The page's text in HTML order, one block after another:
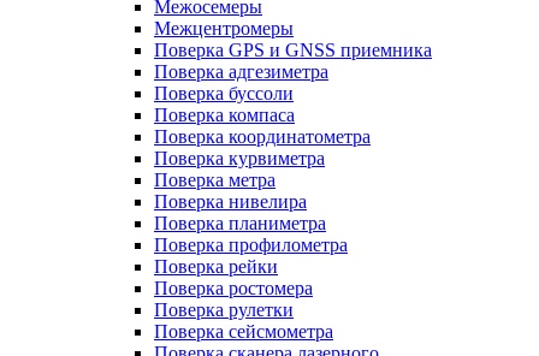
Межосемеры
Межцентромеры
Поверка GPS и GNSS приемника
Поверка адгезиметра
Поверка буссоли
Поверка компаса
Поверка координатометра
Поверка курвиметра
Поверка метра
Поверка нивелира
Поверка планиметра
Поверка профилометра
Поверка рейки
Поверка ростомера
Поверка рулетки
Поверка сейсмометра